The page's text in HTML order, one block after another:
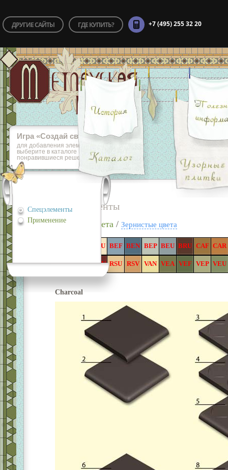
ДРУГИЕ САЙТЫ ГДЕ КУПИТЬ? +7 (495) 255 32 20
Игра «Cоздай свой пол»
для добавления элементов игры,
выберите в каталоге
понравившиеся решения
Спецэлементы
Применение
Спецэлементы
Простые цвета / Зернистые цвета
BAU BEF BEN BEP BEU BRU CAF CAR
PER PIS ROU RSU RSV VAN VEA VEF VEP VEU
Charcoal